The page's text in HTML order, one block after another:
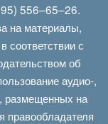
556–65–26.
на материалы,
соответствии с
об
аудио-,
размещенных на
правообладателя